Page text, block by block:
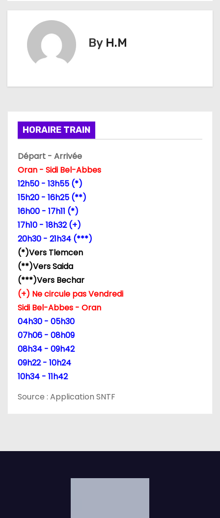
v
t
o
n
d
e
a
r
t
c
e
By H.M
HORAIRE TRAIN
Départ - Arrivée
Oran - Sidi Bel-Abbes
12h50 - 13h55 (*)
15h20 - 16h25 (**)
16h00 - 17h11 (*)
17h10 - 18h32 (+)
20h30 - 21h34 (***)
(*)Vers Tlemcen
(**)Vers Saida
(***)Vers Bechar
(+) Ne circule pas Vendredi
Sidi Bel-Abbes - Oran
04h30 - 05h30
07h06 - 08h09
08h34 - 09h42
09h22 - 10h24
10h34 - 11h42
Source : Application SNTF